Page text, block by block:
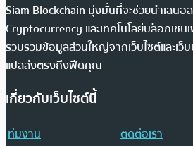
Siam Blockchain มุ่งมั่นที่จะช่วยนำเสนอ
Cryptocurrency และเทคโนโลยีบล็อกเชน
รวบรวมข้อมูลส่วนใหญ่จากเว็บไซต์และเว็
แปลส่งตรงถึงฟีดคุณ
เกี่ยวกับเว็บไซต์นี้
ทีมงาน
ติดต่อเรา